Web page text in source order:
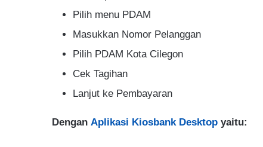
Pilih menu PDAM
Masukkan Nomor Pelanggan
Pilih PDAM Kota Cilegon
Cek Tagihan
Lanjut ke Pembayaran
Dengan Aplikasi Kiosbank Desktop yaitu: